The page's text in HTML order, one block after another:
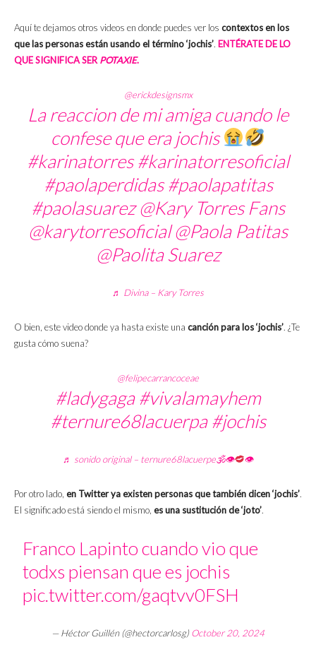
Aquí te dejamos otros videos en donde puedes ver los contextos en los
que las personas están usando el término ‘jochis’. ENTÉRATE DE LO
QUE SIGNIFICA SER POTAXIE.
@erickdesignsmx
La reaccion de mi amiga cuando le
confese que era jochis
#karinatorres #karinatorresoficial
#paolaperdidas #paolapatitas
#paolasuarez@Kary Torres Fans
@karytorresoficial @Paola Patitas
@Paolita Suarez
♬ Divina – Kary Torres
O bien, este video donde ya hasta existe una canción para los ‘jochis’. ¿Te
gusta cómo suena?
@felipecarrancoceae
#ladygaga #vivalamayhem
#ternure68lacuerpa #jochis
♬ sonido original – ternure68lacuerpe🕉👁 👁
Por otro lado, en Twitter ya existen personas que también dicen ‘jochis’.
El significado está siendo el mismo, es una sustitución de ‘joto’.
Franco Lapinto cuando vio que
todxs piensan que es jochis
pic.twitter.com/gaqtvv0FSH
— Héctor Guillén (@hectorcarlosg)October 20, 2024